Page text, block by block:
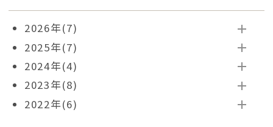
2026年(7)
2025年(7)
2024年(4)
2023年(8)
2022年(6)